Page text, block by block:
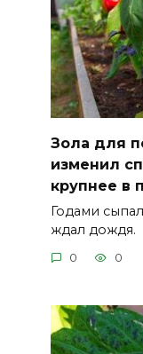
Зола для
изменил
крупнее в
Годами
ждал дождя.
0 0